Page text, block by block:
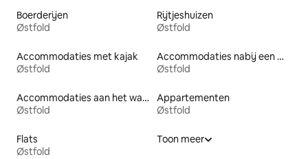
Boerderijen
Østfold
Rijtjeshuizen
Østfold
Accommodaties met kajak
Østfold
Accommodaties nabij een meer
Østfold
Accommodaties aan het water
Østfold
Appartementen
Østfold
Flats
Østfold
Toon meer